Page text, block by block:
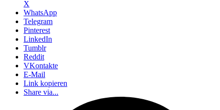
X
WhatsApp
Telegram
Pinterest
LinkedIn
Tumblr
Reddit
VKontakte
E-Mail
Link kopieren
Share via...